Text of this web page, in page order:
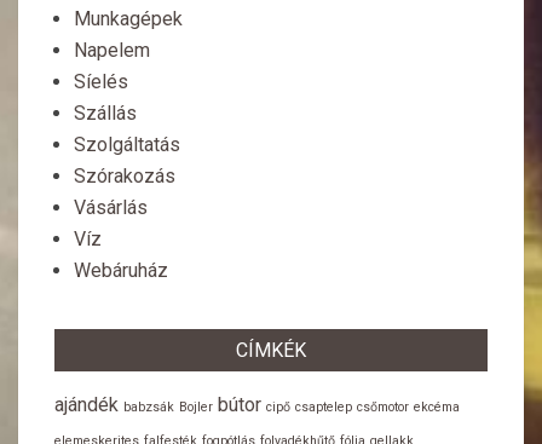
Munkagépek
Napelem
Síelés
Szállás
Szolgáltatás
Szórakozás
Vásárlás
Víz
Webáruház
CÍMKÉK
ajándék babzsák Bojler bútor cipő csaptelep csőmotor ekcéma
elemeskerites falfesték fogpótlás folyadékhűtő fólia gellakk